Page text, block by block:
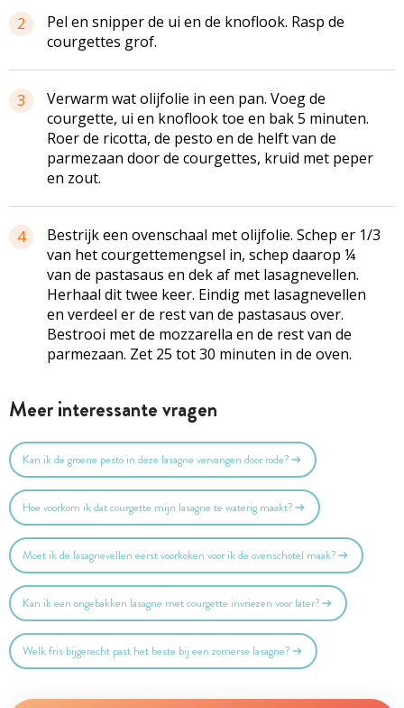
2
Pel en snipper de ui en de knoflook. Rasp de
courgettes grof.
3
Verwarm wat olijfolie in een pan. Voeg de
courgette, ui en knoflook toe en bak 5 minuten.
Roer de ricotta, de pesto en de helft van de
parmezaan door de courgettes, kruid met peper
en zout.
4
Bestrijk een ovenschaal met olijfolie. Schep er 1/3
van het courgettemengsel in, schep daarop ¼
van de pastasaus en dek af met lasagnevellen.
Herhaal dit twee keer. Eindig met lasagnevellen
en verdeel er de rest van de pastasaus over.
Bestrooi met de mozzarella en de rest van de
parmezaan. Zet 25 tot 30 minuten in de oven.
Meer interessante vragen
Kan ik de groene pesto in deze lasagne vervangen door rode?
Hoe voorkom ik dat courgette mijn lasagne te waterig maakt?
Moet ik de lasagnevellen eerst voorkoken voor ik de ovenschotel maak?
Kan ik een ongebakken lasagne met courgette invriezen voor later?
Welk fris bijgerecht past het beste bij een zomerse lasagne?